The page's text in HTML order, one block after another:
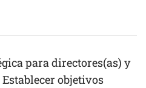
para directores(as) y
objetivos